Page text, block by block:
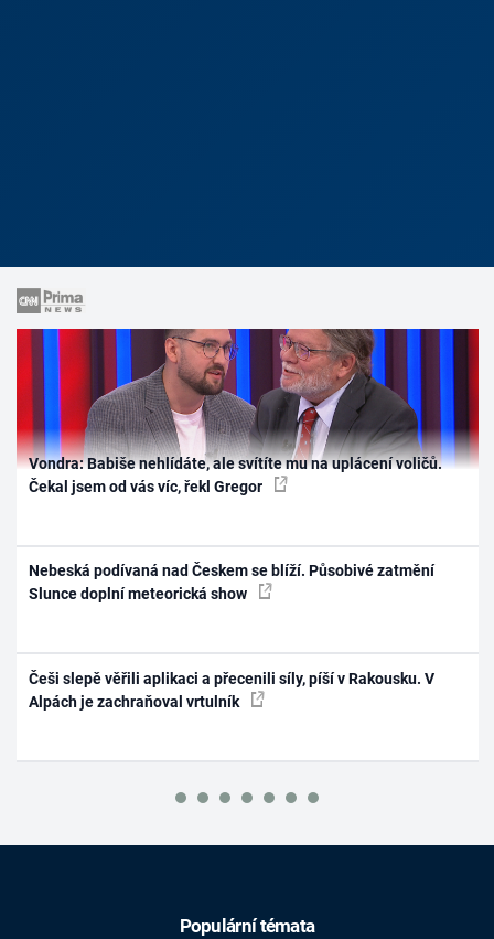
Vondra: Babiše nehlídáte, ale svítíte mu na uplácení voličů.
Čekal jsem od vás víc, řekl Gregor
Nebeská podívaná nad Českem se blíží. Působivé zatmění
Slunce doplní meteorická show
Češi slepě věřili aplikaci a přecenili síly, píší v Rakousku. V
Alpách je zachraňoval vrtulník
Populární témata